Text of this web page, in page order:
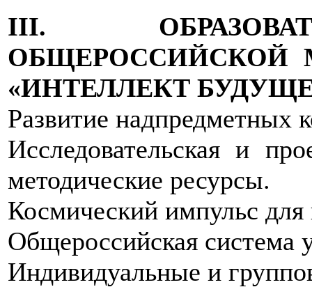
III.
ОБЩЕРОССИЙСКОЙ
«ИНТЕЛЛЕКТ
Развитие надпредметных
Исследовательская и
методические ресурсы.
Космический импульс
Общероссийская система
Индивидуальные и